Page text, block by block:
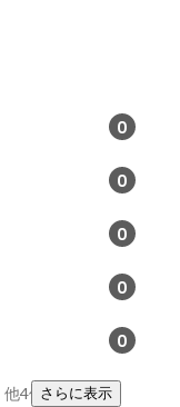
0
0
0
0
0
他4件さらに表示